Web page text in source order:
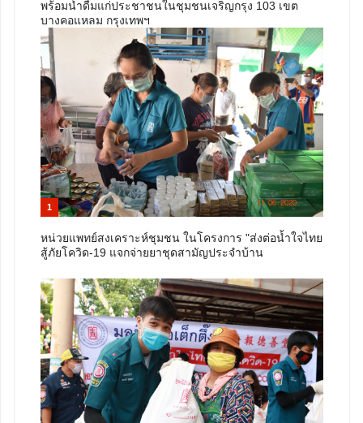
พร้อมน้ำดื่มแก่ประชาชนในชุมชนเจริญกรุง 103 เขต
บางคอแหลม กรุงเทพฯ
1
หน่วยแพทย์สงเคราะห์ชุมชน ในโครงการ "ส่งต่อน้ำใจไทย
สู้ภัยโควิด-19 แจกจ่ายยาชุดสามัญประจำบ้าน